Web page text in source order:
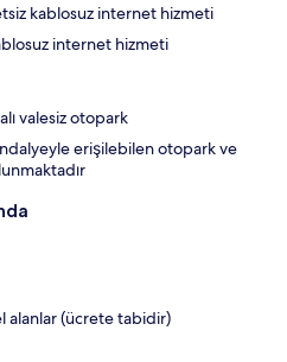
kablosuz internet hizmeti
internet hizmeti
valesiz otopark
erişilebilen otopark ve
alanlar (ücrete tabidir)